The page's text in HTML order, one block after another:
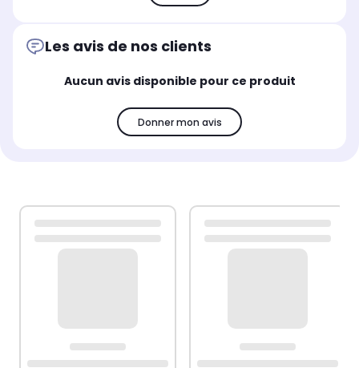
Les avis de nos clients
Aucun avis disponible pour ce produit
Donner mon avis